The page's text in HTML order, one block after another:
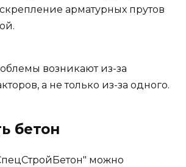
арматурных прутов
возникают из-за
а не только из-за одного.
бетон
можно